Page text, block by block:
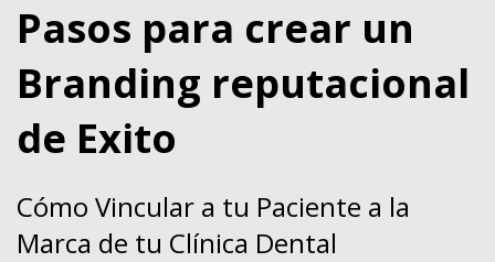
Pasos para crear un
Branding reputacional
de Exito
Cómo Vincular a tu Paciente a la
Marca de tu Clínica Dental